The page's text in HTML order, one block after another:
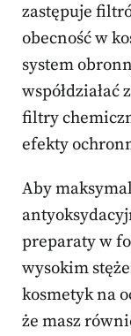
zastępuje
obecność w
system
filtry
efekty
Aby
preparaty w
wysokim
kosmetyk na
że masz